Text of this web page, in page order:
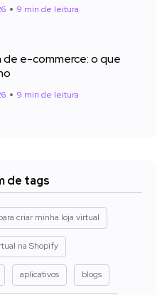
9 min de leitura
de e-commerce: o que
9 min de leitura
de tags
criar minha loja virtual
na Shopify
aplicativos blogs